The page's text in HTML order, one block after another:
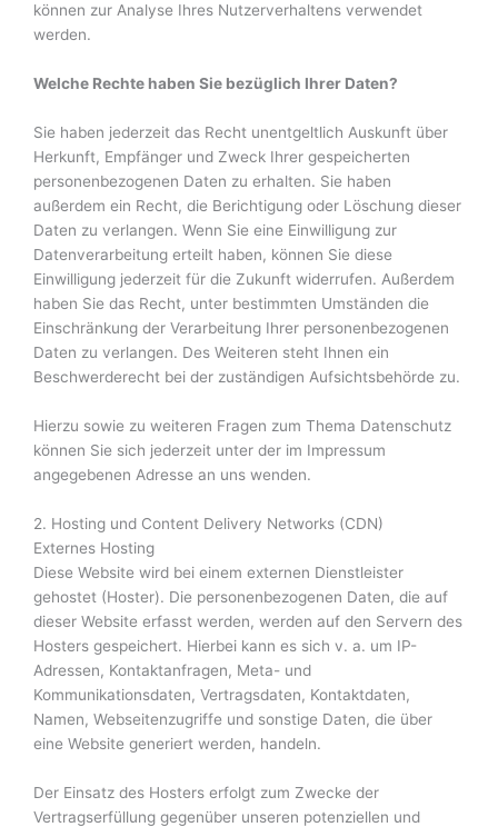
können zur Analyse Ihres Nutzerverhaltens verwendet
werden.
Welche Rechte haben Sie bezüglich Ihrer Daten?
Sie haben jederzeit das Recht unentgeltlich Auskunft über
Herkunft, Empfänger und Zweck Ihrer gespeicherten
personenbezogenen Daten zu erhalten. Sie haben
außerdem ein Recht, die Berichtigung oder Löschung dieser
Daten zu verlangen. Wenn Sie eine Einwilligung zur
Datenverarbeitung erteilt haben, können Sie diese
Einwilligung jederzeit für die Zukunft widerrufen. Außerdem
haben Sie das Recht, unter bestimmten Umständen die
Einschränkung der Verarbeitung Ihrer personenbezogenen
Daten zu verlangen. Des Weiteren steht Ihnen ein
Beschwerderecht bei der zuständigen Aufsichtsbehörde zu.
Hierzu sowie zu weiteren Fragen zum Thema Datenschutz
können Sie sich jederzeit unter der im Impressum
angegebenen Adresse an uns wenden.
2. Hosting und Content Delivery Networks (CDN)
Externes Hosting
Diese Website wird bei einem externen Dienstleister
gehostet (Hoster). Die personenbezogenen Daten, die auf
dieser Website erfasst werden, werden auf den Servern des
Hosters gespeichert. Hierbei kann es sich v. a. um IP-
Adressen, Kontaktanfragen, Meta- und
Kommunikationsdaten, Vertragsdaten, Kontaktdaten,
Namen, Webseitenzugriffe und sonstige Daten, die über
eine Website generiert werden, handeln.
Der Einsatz des Hosters erfolgt zum Zwecke der
Vertragserfüllung gegenüber unseren potenziellen und